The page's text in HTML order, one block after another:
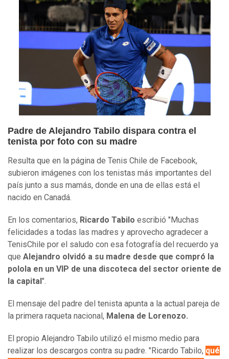
Padre de Alejandro Tabilo dispara contra el
tenista por foto con su madre
Resulta que en la página de Tenis Chile de Facebook,
subieron imágenes con los tenistas más importantes del
país junto a sus mamás, donde en una de ellas está el
nacido en Canadá.
En los comentarios, Ricardo Tabilo escribió "Muchas
felicidades a todas las madres y aprovecho agradecer a
TenisChile por el saludo con esa fotografía del recuerdo ya
que Alejandro olvidó a su madre desde que compró la
polola en un VIP de una discoteca del sector oriente de
la capital ".
El mensaje del padre del tenista apunta a la actual pareja de
la primera raqueta nacional, Malena de Lorenozo.
El propio Alejandro Tabilo utilizó el mismo medio para
realizar los descargos contra su padre. "Ricardo Tabilo, qué